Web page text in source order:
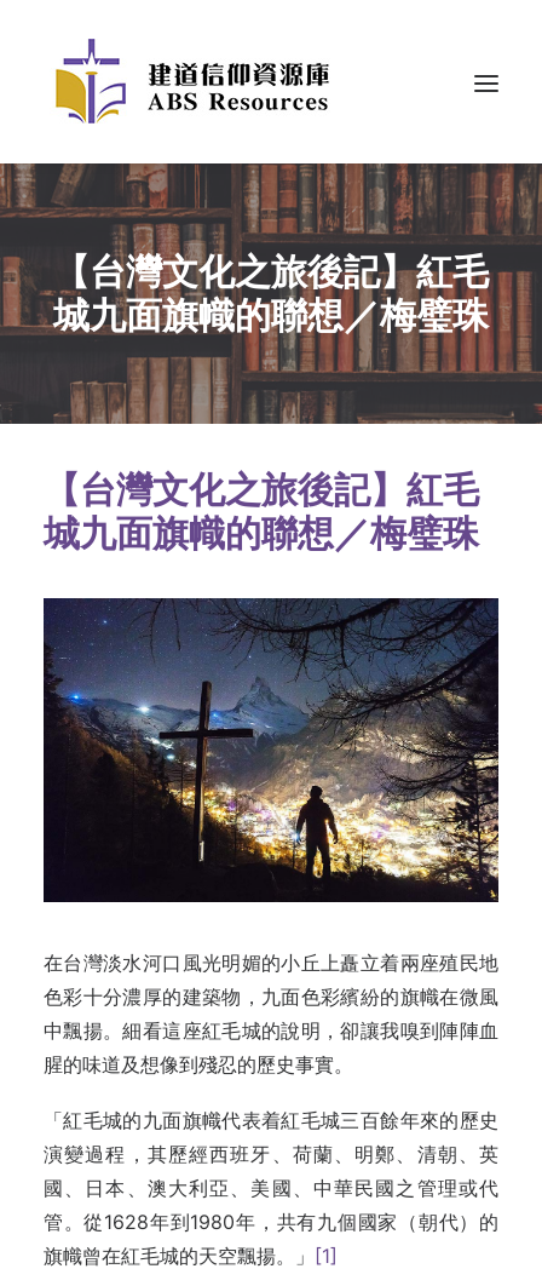
【台灣文化之旅後記】紅毛
城九面旗幟的聯想／梅璧珠
【台灣文化之旅後記】紅毛
城九面旗幟的聯想／梅璧珠
在台灣淡水河口風光明媚的小丘上矗立着兩座殖民地
色彩十分濃厚的建築物，九面色彩繽紛的旗幟在微風
中飄揚。細看這座紅毛城的說明，卻讓我嗅到陣陣血
腥的味道及想像到殘忍的歷史事實。
「紅毛城的九面旗幟代表着紅毛城三百餘年來的歷史
演變過程，其歷經西班牙、荷蘭、明鄭、清朝、英
國、日本、澳大利亞、美國、中華民國之管理或代
管。從1628年到1980年，共有九個國家（朝代）的
旗幟曾在紅毛城的天空飄揚。」 [1]